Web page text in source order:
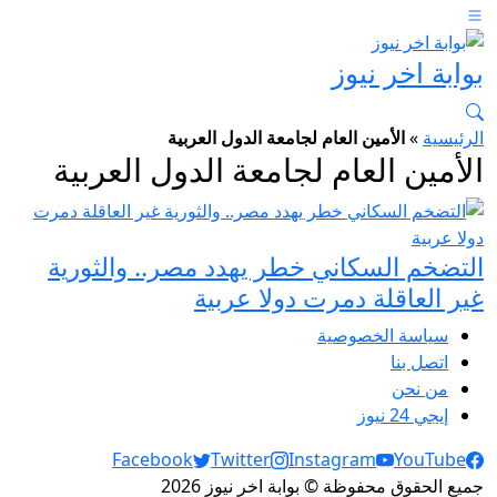
بوابة اخر نيوز
الرئيسية »الأمين العام لجامعة الدول العربية
الأمين العام لجامعة الدول العربية
التضخم السكاني خطر يهدد مصر.. والثورية
غير العاقلة دمرت دولا عربية
سياسة الخصوصية
اتصل بنا
من نحن
إيجي 24 نيوز
Social Links
Facebook Twitter Instagram
YouTube
جميع الحقوق محفوظة © بوابة اخر نيوز 2026